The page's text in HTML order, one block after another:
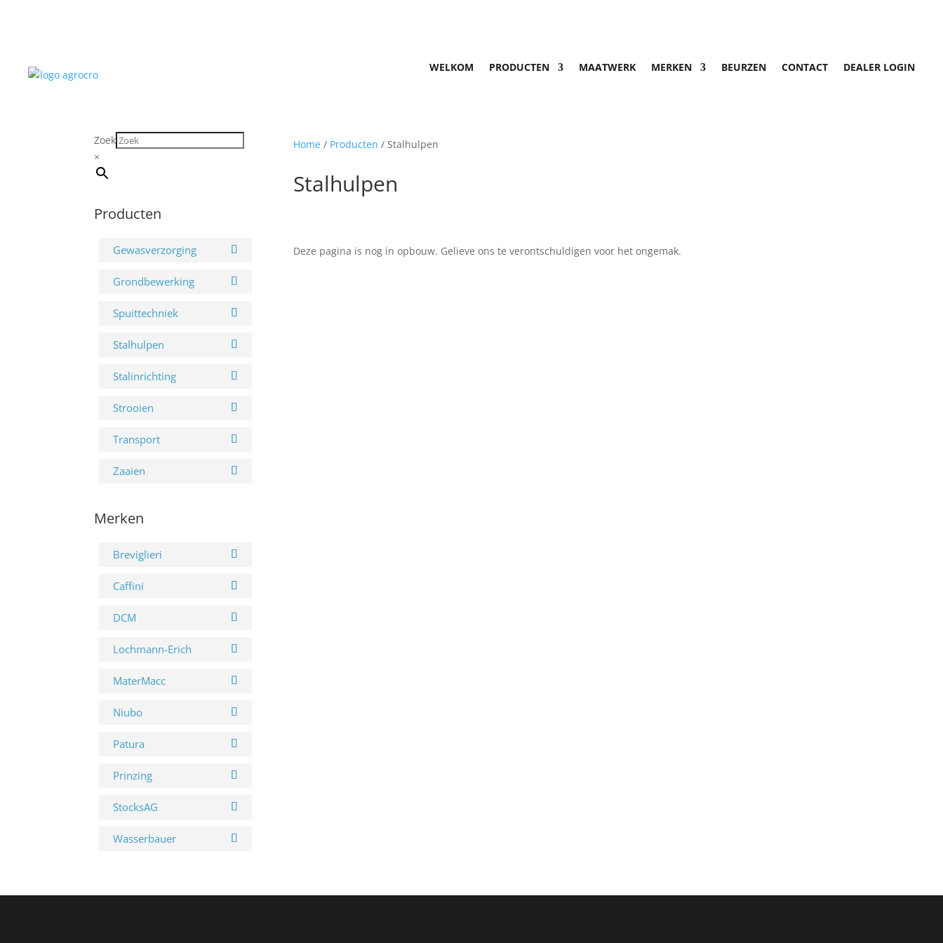
WELKOM PRODUCTEN MAATWERK MERKEN BEURZEN CONTACT DEALER LOGIN
Zoek
×
Producten
Gewasverzorging
Grondbewerking
Spuittechniek
Stalhulpen
Stalinrichting
Strooien
Transport
Zaaien
Merken
Breviglieri
Caffini
DCM
Lochmann-Erich
MaterMacc
Niubo
Patura
Prinzing
StocksAG
Wasserbauer
Home/ Producten / Stalhulpen
Stalhulpen
Deze pagina is nog in opbouw. Gelieve ons te verontschuldigen voor het ongemak.